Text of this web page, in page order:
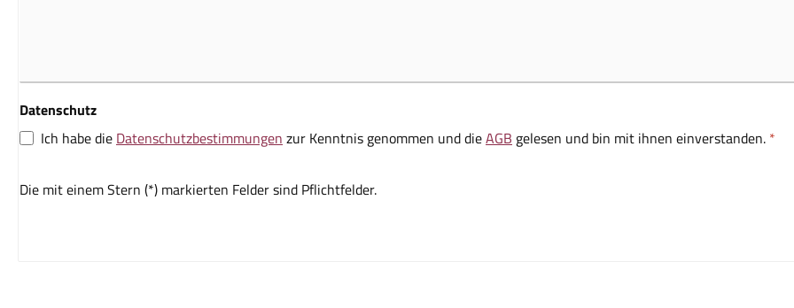
Datenschutz
Ich habe die Datenschutzbestimmungen zur Kenntnis genommen und dieAGB gelesen und bin mit ihnen einverstanden. *
Die mit einem Stern (*) markierten Felder sind Pflichtfelder.